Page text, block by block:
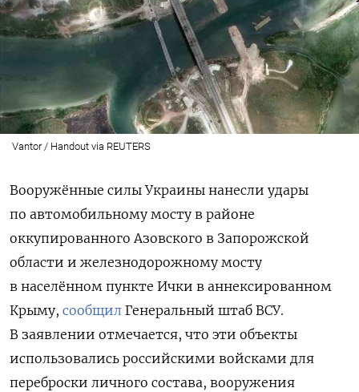
Vantor / Handout via REUTERS
Вооружённые силы Украины нанесли удары
по автомобильному мосту в районе
оккупированного Азовского в Запорожской
области и железнодорожному мосту
в населённом пункте Ички в аннексированном
Крыму, сообщил Генеральный штаб ВСУ.
В заявлении отмечается, что эти объекты
использовались российскими войсками для
переброски личного состава, вооружения